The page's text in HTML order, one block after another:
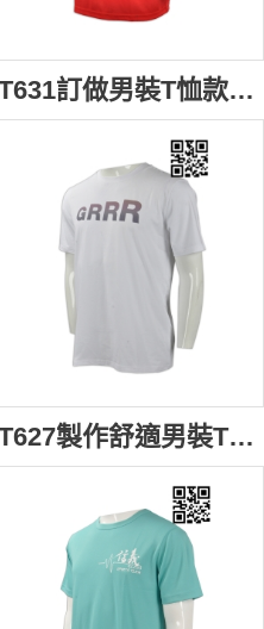
T631訂做男裝T恤款式 自訂LOGOT恤款式 醫療集團 健康活動T恤 製造度身T恤款式 T恤製衣廠 紅色
T627製作舒適男裝T恤款式 訂做印花LOGOT恤款式 純棉數碼印 健身活動推廣T恤 自訂T恤款式 T恤專門店 白色